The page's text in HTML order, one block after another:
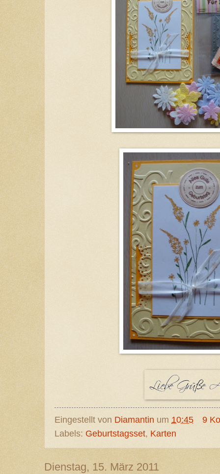
Eingestellt von Diamantin um 10:45
9
Labels: Geburtstagsset, Karten
Dienstag, 15. März 2011